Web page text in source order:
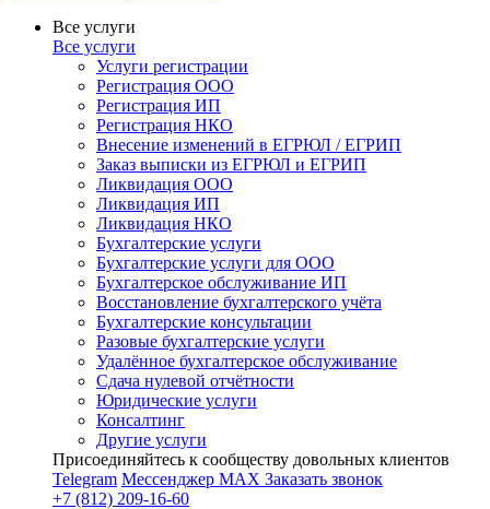
Все услуги
Все услуги
Услуги регистрации
Регистрация ООО
Регистрация ИП
Регистрация НКО
Внесение изменений в ЕГРЮЛ / ЕГРИП
Заказ выписки из ЕГРЮЛ и ЕГРИП
Ликвидация ООО
Ликвидация ИП
Ликвидация НКО
Бухгалтерские услуги
Бухгалтерские услуги для ООО
Бухгалтерское обслуживание ИП
Восстановление бухгалтерского учёта
Бухгалтерские консультации
Разовые бухгалтерские услуги
Удалённое бухгалтерское обслуживание
Сдача нулевой отчётности
Юридические услуги
Консалтинг
Другие услуги
Присоединяйтесь к сообществу довольных клиентов
Telegram Мессенджер MAX Заказать звонок
+7 (812) 209-16-60